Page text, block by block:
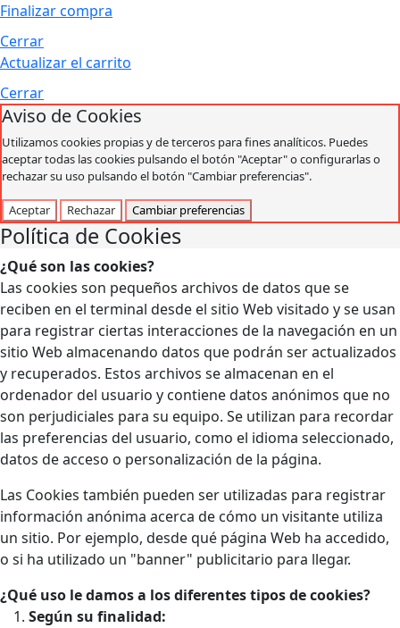
Finalizar compra
Cerrar
Actualizar el carrito
Cerrar
Aviso de Cookies
Utilizamos cookies propias y de terceros para fines analíticos. Puedes
aceptar todas las cookies pulsando el botón "Aceptar" o configurarlas o
rechazar su uso pulsando el botón "Cambiar preferencias".
Aceptar Rechazar Cambiar preferencias
Política de Cookies
¿Qué son las cookies?
Las cookies son pequeños archivos de datos que se
reciben en el terminal desde el sitio Web visitado y se usan
para registrar ciertas interacciones de la navegación en un
sitio Web almacenando datos que podrán ser actualizados
y recuperados. Estos archivos se almacenan en el
ordenador del usuario y contiene datos anónimos que no
son perjudiciales para su equipo. Se utilizan para recordar
las preferencias del usuario, como el idioma seleccionado,
datos de acceso o personalización de la página.
Las Cookies también pueden ser utilizadas para registrar
información anónima acerca de cómo un visitante utiliza
un sitio. Por ejemplo, desde qué página Web ha accedido,
o si ha utilizado un "banner" publicitario para llegar.
¿Qué uso le damos a los diferentes tipos de cookies?
Según su finalidad: